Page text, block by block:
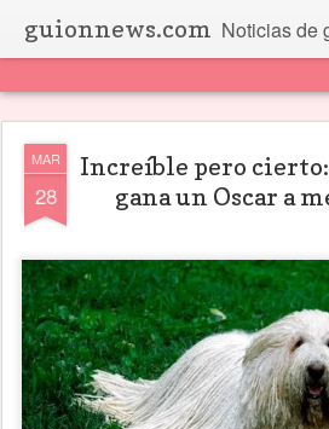
guionnews.com Noticias de guion
MAR
28
Increíble pero
gana un Oscar a